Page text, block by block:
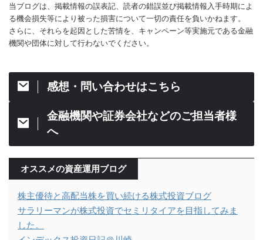
当ブログは、掲載情報の誤表記、読者の錯誤並び掲載情報入手時期によ
る機会損失等により被った損害について一切の責任を負いかねます。
さらに、それらを起因とした苦情を、キャンペーン等実施元である金融
機関や団体に対して行わないでください。
感想・問い合わせはこちら
金融機関や証券会社などのご担当者様
へ
オススメの資産運用ブログ
株主優待と高配当株を買い続ける株式投資ブログ
サラリーマンが株式投資でセミリタイアを目指してみま
した。